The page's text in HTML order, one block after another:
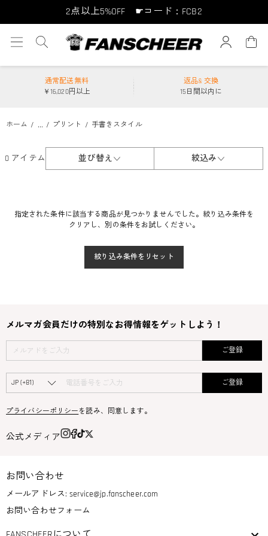
2点以上5%OFF ☛コード：FCB2
10点以上10%OFF ☛コード：FCB10
通常配送無料
￥16,020円以上
返品& 交換
15日間以内に
ホーム ... プリント 手書きスタイル
0 アイテム 並び替え 絞込み
指定された条件に該当する商品が見つかりませんでした。絞り込み条件を
クリアし、別の条件をお試しください。
絞り込み条件をリセット
メルマガ会員だけの特別なお得情報をゲットしよう！
ご登録
ご登録
プライバシーポリシー を読み、同意します。
公式メディア
お問い合わせ
メールアドレス:service@jp.fanscheer.com
お問い合わせフォーム